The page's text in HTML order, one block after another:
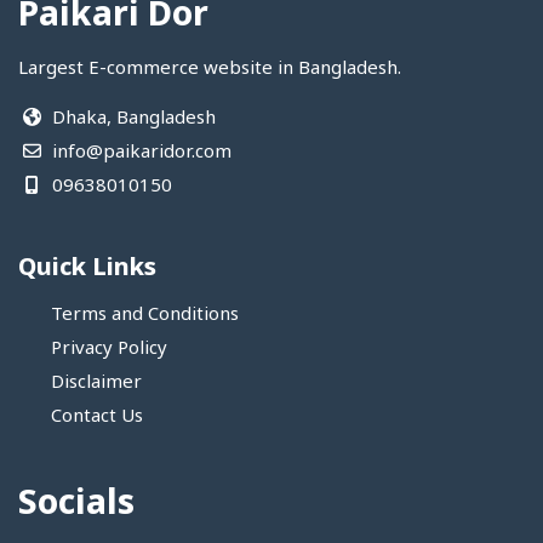
Paikari Dor
Largest E-commerce website in Bangladesh.
Dhaka, Bangladesh
info@paikaridor.com
09638010150
Quick Links
Terms and Conditions
Privacy Policy
Disclaimer
Contact Us
Socials